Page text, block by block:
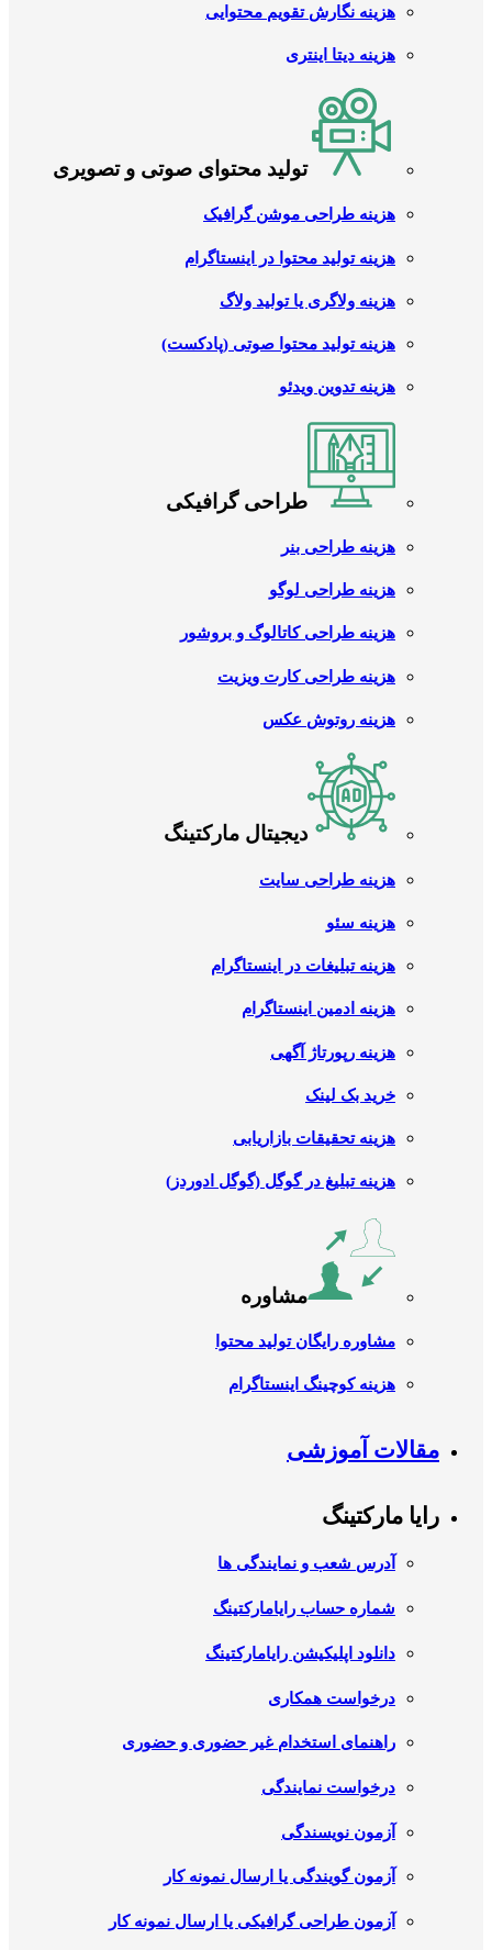
هزینه نگارش تقویم محتوایی
هزینه دیتا اینتری
تولید محتوای صوتی و تصویری
هزینه طراحی موشن گرافیک
هزینه تولید محتوا در اینستاگرام
هزینه ولاگری یا تولید ولاگ
هزینه تولید محتوا صوتی (پادکست)
هزینه تدوین ویدئو
طراحی گرافیکی
هزینه طراحی بنر
هزینه طراحی لوگو
هزینه طراحی کاتالوگ و بروشور
هزینه طراحی کارت ویزیت
هزینه روتوش عکس
دیجیتال مارکتینگ
هزینه طراحی سایت
هزینه سئو
هزینه تبلیغات در اینستاگرام
هزینه ادمین اینستاگرام
هزینه رپورتاژ آگهی
خرید بک لینک
هزینه تحقیقات بازاریابی
هزینه تبلیغ در گوگل (گوگل ادوردز)
مشاوره
مشاوره رایگان تولید محتوا
هزینه کوچینگ اینستاگرام
مقالات آموزشی
رایا مارکتینگ
آدرس شعب و نمایندگی ها
شماره حساب رایامارکتینگ
دانلود اپلیکیشن رایامارکتینگ
درخواست همکاری
راهنمای استخدام غیر حضوری و حضوری
درخواست نمایندگی
آزمون نویسندگی
آزمون گویندگی یا ارسال نمونه کار
آزمون طراحی گرافیکی یا ارسال نمونه کار